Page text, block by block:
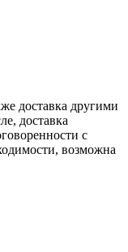
доставка другими
доставка
с
возможна